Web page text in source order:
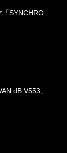
SYNCHRO
dB V553」